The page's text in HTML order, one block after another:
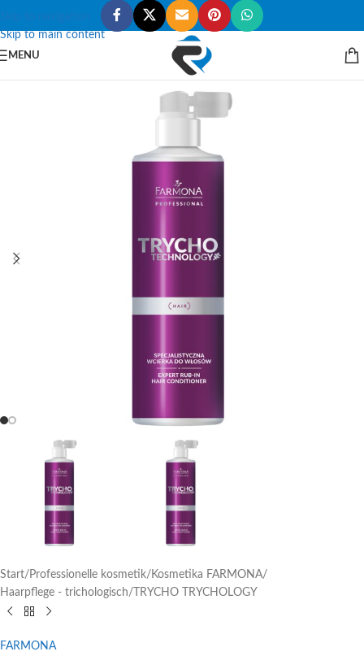
Skip to navigation
Skip to main content
MENU
Start/ Professionelle kosmetik/ Kosmetika FARMONA/
Haarpflege - trichologisch/ TRYCHO TRYCHOLOGY
FARMONA